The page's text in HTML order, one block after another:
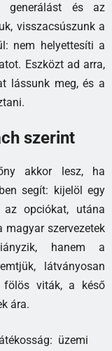
generálást és az
visszacsúszunk a
nem helyettesíti a
Eszközt ad arra,
lássunk meg, és a
szerint
akkor lesz, ha
segít: kijelöl egy
opciókat, utána
magyar szervezetek
hanem a
látványosan
fölös viták, a késő
ára.
üzemi